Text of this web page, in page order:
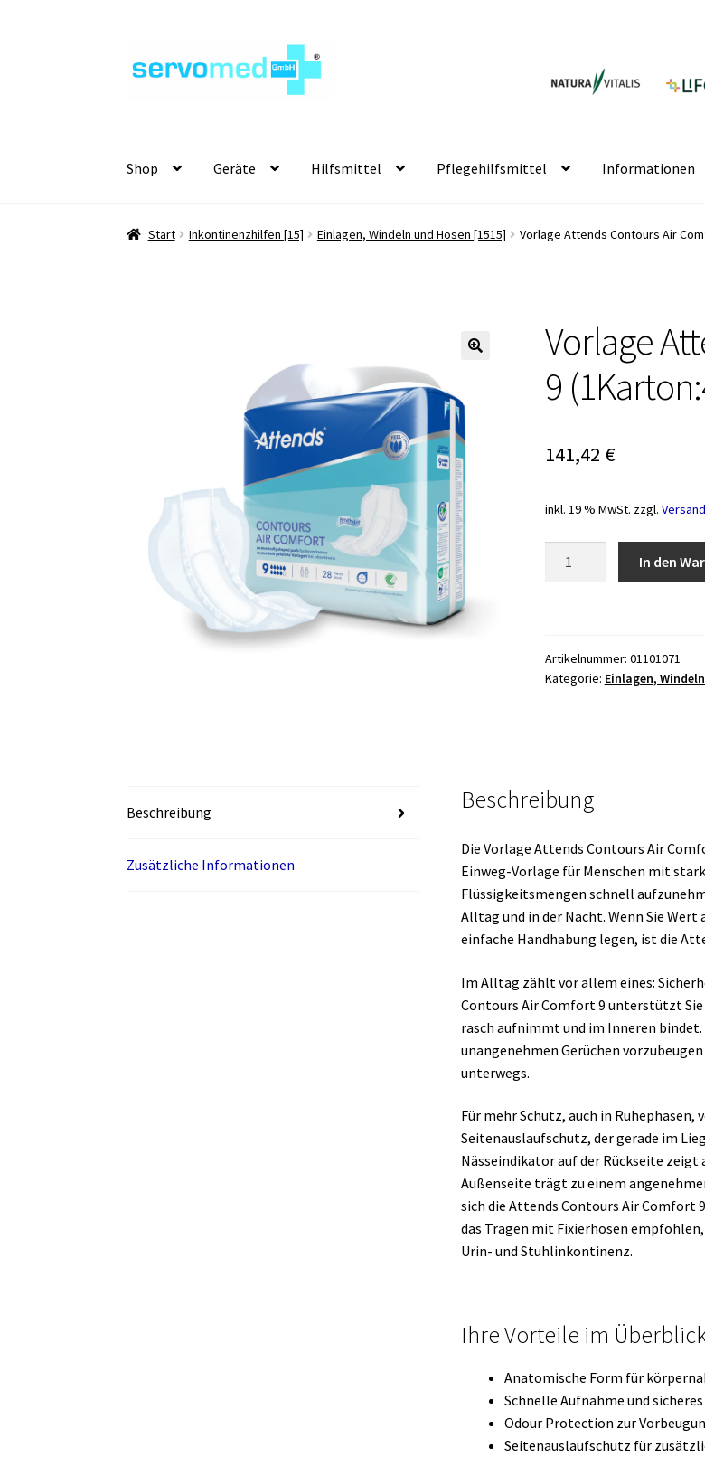
Navigation
Inhalt
Shop Geräte Hilfsmittel Pflegehilfsmittel Informationen
Start Inkontinenzhilfen [15] Einlagen, Windeln und Hosen [1515] Vorlage Attends Contours Air
Vorlage
9
141,42 €
inkl. 19 % MwSt. zzgl.
9
(1Karton:4x28Stk.)
In den
Artikelnummer: 01101071
Kategorie: Einlagen,
Beschreibung
Zusätzliche Informationen
Beschreibung
Die Vorlage Attends Contours Air
Einweg-Vorlage für Menschen mit
Flüssigkeitsmengen schnell
Alltag und in der Nacht. Wenn Sie
einfache Handhabung legen, ist die
Im Alltag zählt vor allem eines:
Contours Air Comfort 9 unterstützt
rasch aufnimmt und im Inneren
unangenehmen Gerüchen
unterwegs.
Für mehr Schutz, auch in
Seitenauslaufschutz, der gerade im
Nässeindikator auf der Rückseite
Außenseite trägt zu einem
sich die Attends Contours Air Comfort
das Tragen mit Fixierhosen
Urin- und Stuhlinkontinenz.
Ihre Vorteile im
Anatomische Form für
Schnelle Aufnahme und
Odour Protection zur
Seitenauslaufschutz für